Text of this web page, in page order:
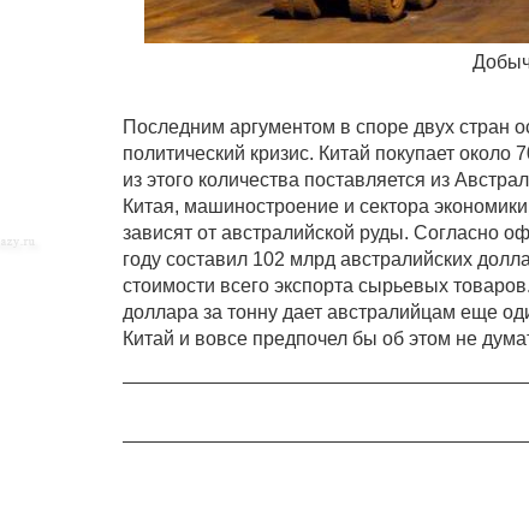
Последним аргументом в споре двух стран
политический кризис. Китай покупает
из этого количества поставляется из
Китая, машиностроение и сектора
зависят от австралийской руды.
году составил 102 млрд австралийских
стоимости всего экспорта сырьевых
доллара за тонну дает австралийцам еще
Китай и вовсе предпочел бы об этом не